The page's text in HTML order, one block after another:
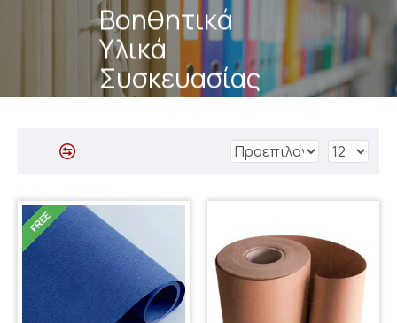
Βοηθητικά
Υλικά
Συσκευασίας
FREE